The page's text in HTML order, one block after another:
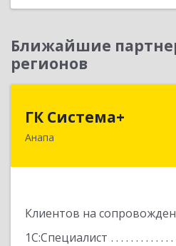
Ближайшие
регионов
ГК Система+
Анапа
Клиентов на
1С:Специалист
353450,